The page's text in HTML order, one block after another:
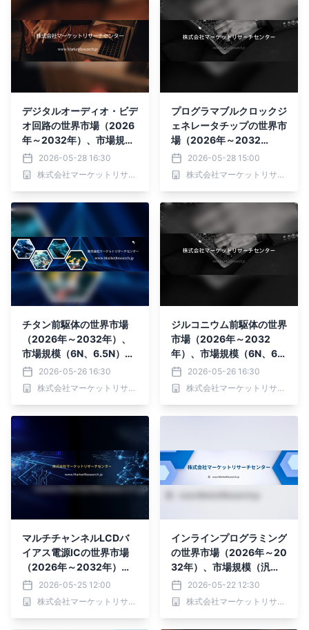
デジタルオーディオ・ビデ
オ回路の世界市場（2026
年～2032年）、市場規模
（オーディオコーデック、
ビデオコーデック）・分析
レポートを発表
2026-05-28 16:30
株式会社マーケットリサーチセンター
プログラマブルクロックジ
ェネレータチップの世界市
場（2026年～2032
年）、市場規模（低電力発
電チップ、高電力発電チッ
プ）・分析レポートを発表
2026-05-28 15:00
株式会社マーケットリサーチセンター
チタン前駆体の世界市場
（2026年～2032年）、
市場規模（6N、6.5N）・
分析レポートを発表
2026-05-26 16:30
株式会社マーケットリサーチセンター
ジルコニウム前駆体の世界
市場（2026年～2032
年）、市場規模（6N、6.5
N）・分析レポートを発表
2026-05-26 16:30
株式会社マーケットリサーチセンター
マルチチャンネルLCDバ
イアス電源ICの世界市場
（2026年～2032年）、
市場規模（デュアルチャン
ネル、トリプルチャンネ
ル、その他）・分析レポー
2026-05-25 12:00
株式会社マーケットリサーチセンター
インラインプログラミング
の世界市場（2026年～20
32年）、市場規模（汎用
プログラミング、量産プロ
グラミング、特殊プログラ
ミング）・分析レポートを
2026-05-22 12:30
株式会社マーケットリサーチセンター